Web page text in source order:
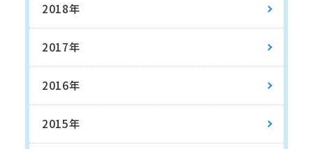
2018年
2017年
2016年
2015年